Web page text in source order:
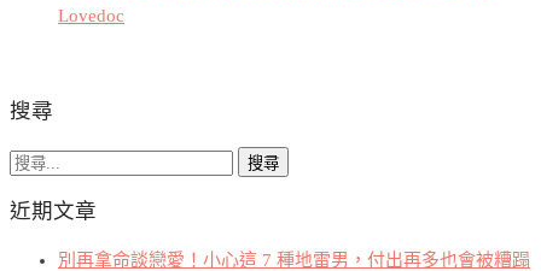
Lovedoc
搜尋
搜
關
近期文章
別再拿命談戀愛！小心這 7 種地雷男，付出再多也會被糟蹋